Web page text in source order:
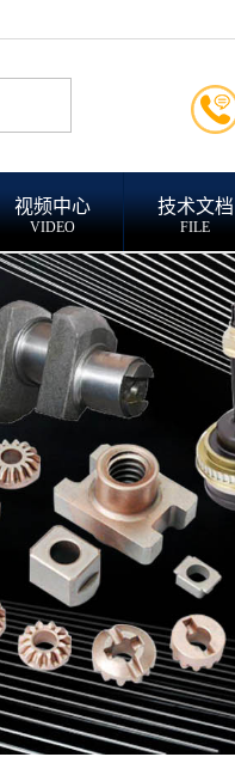
视频中心
VIDEO
技术文档
FILE